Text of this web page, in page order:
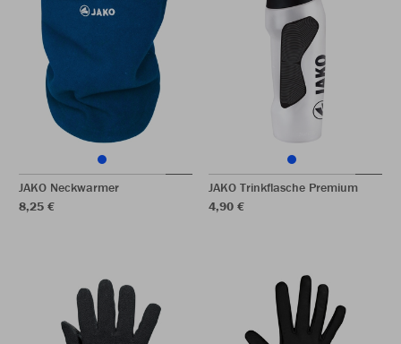
JAKO Neckwarmer
8,25 €
JAKO Trinkflasche Premium
4,90 €